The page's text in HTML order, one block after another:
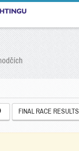
FINAL RACE RESULTS